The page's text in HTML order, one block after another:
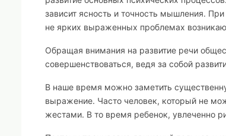
зависит ясность и точность мышления.
не ярких выраженных проблемах
Обращая внимания на развитие речи
совершенствоваться, ведя за собой
В наше время можно заметить
выражение. Часто человек, который не
жестами. В то время ребенок, увлеченно